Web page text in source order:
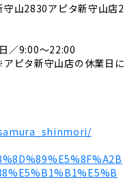
山2830アピタ新守山店2
／9:00～22:00
新守山店の休業日に